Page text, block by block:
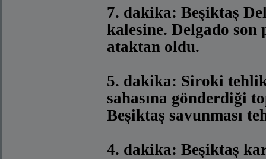
7. dakika: Beşiktaş
kalesine. Delgado son
ataktan oldu.
5. dakika: Siroki
sahasına gönderdiği
Beşiktaş savunması
4. dakika: Beşiktaş